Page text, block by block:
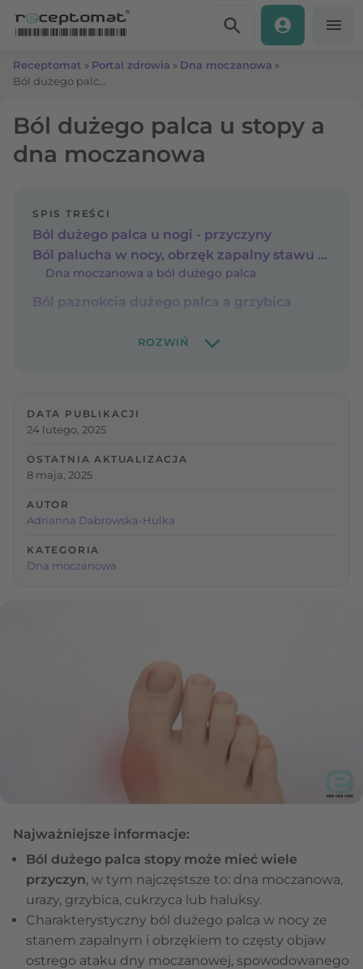
Receptomat » Portal zdrowia » Dna moczanowa »
Ból dużego palca u stopy a
dna moczanowa
SPIS TREŚCI
Ból dużego palca u nogi - przyczyny
Ból palucha w nocy, obrzęk zapalny stawu - co znaczą te objawy?
Dna moczanowa a ból dużego palca
Ból paznokcia dużego palca a grzybica
DATA PUBLIKACJI
24 lutego, 2025
OSTATNIA AKTUALIZACJA
8 maja, 2025
AUTOR
Adrianna Dabrowska-Hulka
KATEGORIA
Dna moczanowa
Najważniejsze informacje:
Ból dużego palca stopy może mieć wiele
przyczyn, w tym najczęstsze to: dna moczanowa,
urazy, grzybica, cukrzyca lub haluksy.
Charakterystyczny ból dużego palca w nocy ze
stanem zapalnym i obrzękiem to częsty objaw
ostrego ataku dny moczanowej, spowodowanego